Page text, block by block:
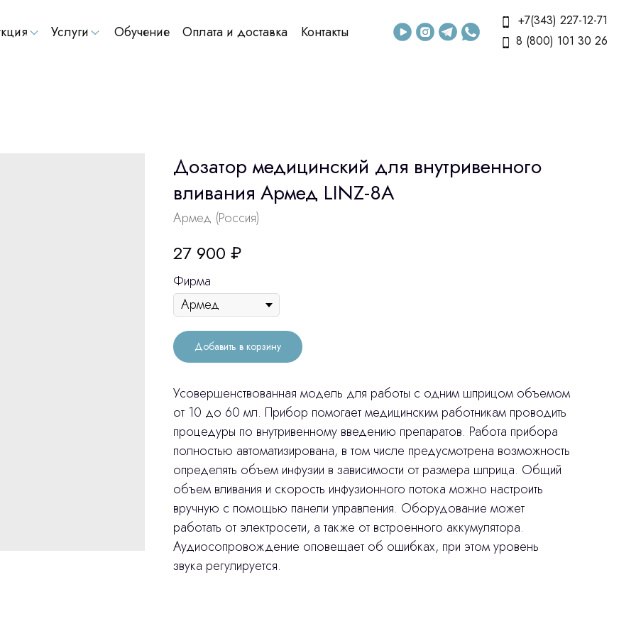
Обучение
Услуги Оплата и доставка Контакты
+7(343) 227-12-71
8 (800) 101 30 26
Дозатор медицинский для внутривенного
вливания Армед LINZ-8A
Армед (Россия)
27 900 ₽
Фирма
Добавить в корзину
Усовершенствованная модель для работы с одним шприцом объемом
от 10 до 60 мл. Прибор помогает медицинским работникам проводить
процедуры по внутривенному введению препаратов. Работа прибора
полностью автоматизирована, в том числе предусмотрена возможность
определять объем инфузии в зависимости от размера шприца. Общий
объем вливания и скорость инфузионного потока можно настроить
вручную с помощью панели управления. Оборудование может
работать от электросети, а также от встроенного аккумулятора.
Аудиосопровождение оповещает об ошибках, при этом уровень
звука регулируется.